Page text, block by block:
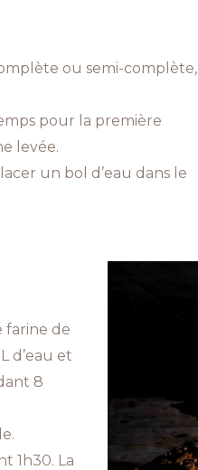
ou semi-complète,
pour la première
levée.
un bol d’eau dans le
farine de
d’eau et
8
1h30. La